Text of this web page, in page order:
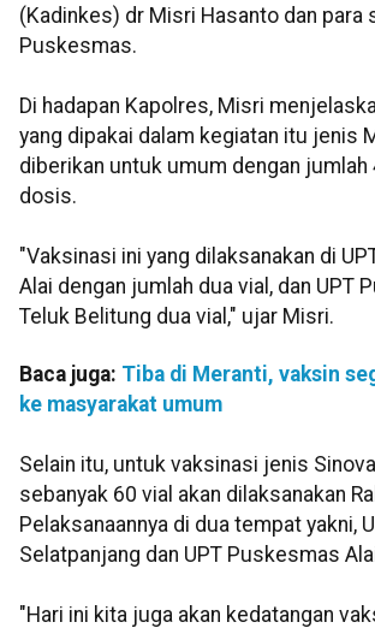
(Kadinkes) dr Misri Hasanto dan para
Puskesmas.
Di hadapan Kapolres, Misri
yang dipakai dalam kegiatan itu jenis
diberikan untuk umum dengan jumlah
dosis.
"Vaksinasi ini yang dilaksanakan di
Alai dengan jumlah dua vial, dan UPT
Teluk Belitung dua vial," ujar Misri.
Baca juga: Tiba di Meranti, vaksin
ke masyarakat umum
Selain itu, untuk vaksinasi jenis
sebanyak 60 vial akan dilaksanakan
Pelaksanaannya di dua tempat yakni,
Selatpanjang dan UPT Puskesmas
"Hari ini kita juga akan kedatangan